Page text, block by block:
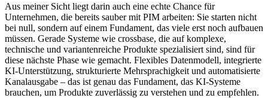
Aus meiner Sicht liegt darin auch eine echte Chance für
Unternehmen, die bereits sauber mit PIM arbeiten: Sie starten nicht
bei null, sondern auf einem Fundament, das viele erst noch aufbauen
müssen. Gerade Systeme wie crossbase, die auf komplexe,
technische und variantenreiche Produkte spezialisiert sind, sind für
diese nächste Phase wie gemacht. Flexibles Datenmodell, integrierte
KI-Unterstützung, strukturierte Mehrsprachigkeit und automatisierte
Kanalausgabe – das ist genau das Fundament, das KI-Systeme
brauchen, um Produkte zuverlässig zu verstehen und zu empfehlen.